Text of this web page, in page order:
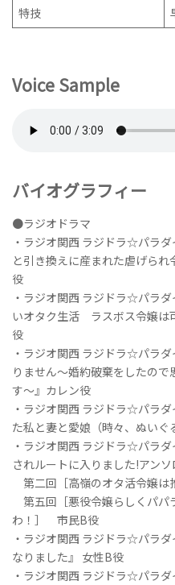
特技
Voice Sample
バイオグラフィー
●ラジオドラマ
・ラジオ関西 ラジドラ☆パラ
と引き換えに産まれた虐げら
役
・ラジオ関西 ラジドラ☆パラ
いオタク生活 ラスボス令嬢は
役
・ラジオ関西 ラジドラ☆パラ
りません〜婚約破棄をしたの
す〜』カレン役
・ラジオ関西 ラジドラ☆パラ
た私と妻と愛娘（時々、ぬい
・ラジオ関西 ラジドラ☆パラ
されルートに入りました!アンソ
第二回［高嶺のオタ活令嬢
第五回［悪役令嬢らしくパパ
わ！］ 市民B役
・ラジオ関西 ラジドラ☆パラ
なりました』 女性B役
・ラジオ関西 ラジドラ☆パラ